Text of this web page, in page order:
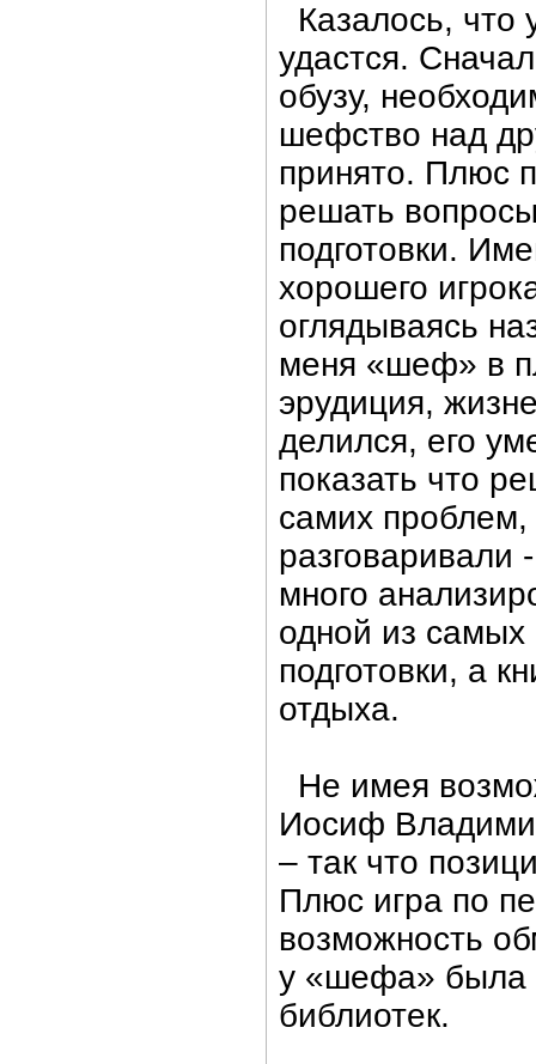
Казалось, что
удастся.
обузу,
шефство над
принято. Плюс
решать
подготовки.
хорошего
оглядываясь
меня «шеф» в
эрудиция,
делился, его
показать что
самих
разговаривали
много
одной из
подготовки, а
отдыха.
Не имея
Иосиф
– так что
Плюс игра по
возможность
у «шефа» была
библиотек.